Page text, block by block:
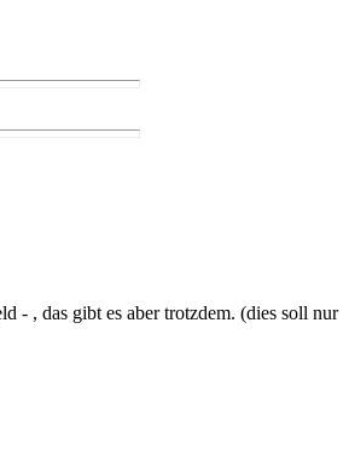
- , das gibt es aber trotzdem. (dies soll nur